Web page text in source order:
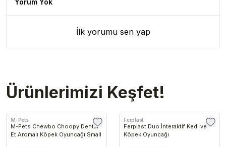
Yorum Yok
İlk yorumu sen yap
Ürünlerimizi Keşfet!
M-Pets
M-Pets Chewbo Choopy Dental
Et Aromalı Köpek Oyuncağı Small
Ferplast
Ferplast Duo İnteraktif Kedi ve
Köpek Oyuncağı